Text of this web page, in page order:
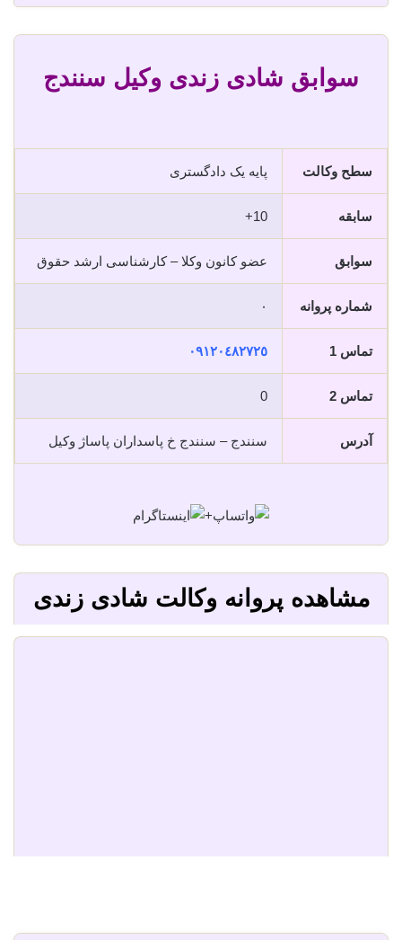
سوابق شادی زندی وکیل سنندج
سطح وکالت پایه یک دادگستری
سابقه 10+
سوابق عضو کانون وکلا – کارشناسی ارشد حقوق
شماره پروانه ۰
تماس 1 ٠٩١٢٠٤٨٢٧٢٥
تماس 2 0
آدرس سنندج – سنندج خ پاسداران پاساژ وکیل
+
مشاهده پروانه وکالت شادی زندی